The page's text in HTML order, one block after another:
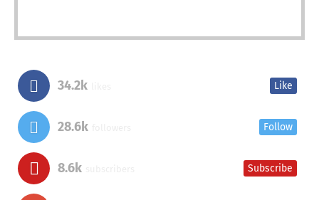
34.2k Like
28.6k Follow
8.6k Subscribe